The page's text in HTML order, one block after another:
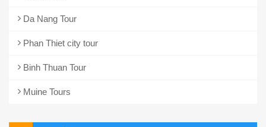
Da Nang Tour
Phan Thiet city tour
Binh Thuan Tour
Muine Tours